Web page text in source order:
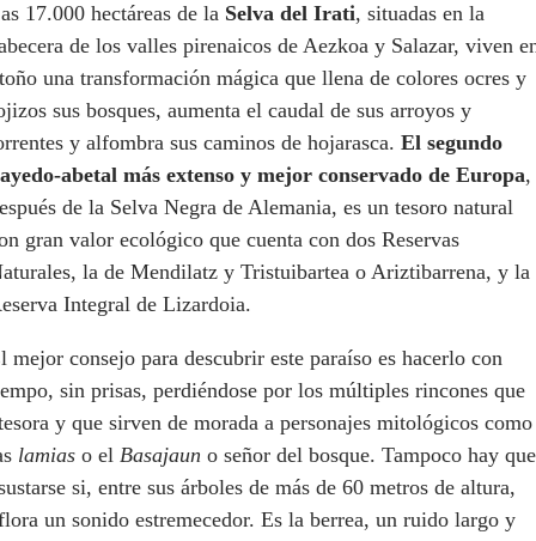
17.000 hectáreas de la Selva del Irati, situadas en la
de los valles pirenaicos de Aezkoa y Salazar, viven
una transformación mágica que llena de colores ocres y
sus bosques, aumenta el caudal de sus arroyos y
y alfombra sus caminos de hojarasca. El segundo
abetal más extenso y mejor conservado de Europa,
de la Selva Negra de Alemania, es un tesoro natural
gran valor ecológico que cuenta con dos Reservas
la de Mendilatz y Tristuibartea o Ariztibarrena, y la
Integral de Lizardoia.
mejor consejo para descubrir este paraíso es hacerlo con
sin prisas, perdiéndose por los múltiples rincones que
y que sirven de morada a personajes mitológicos como
lamias o el Basajaun o señor del bosque. Tampoco hay que
si, entre sus árboles de más de 60 metros de altura,
un sonido estremecedor. Es la berrea, un ruido largo y